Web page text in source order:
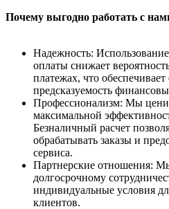
Почему выгодно работать с
Надежность:
оплаты снижает
платежах, что обеспечивает
предсказуемость
Профессионализм: Мы
максимальной
Безналичный расчет
обрабатывать заказы и
сервиса.
Партнерские отношения:
долгосрочному
индивидуальные условия
клиентов.